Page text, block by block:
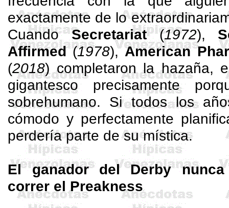
exactamente de lo
CuandoSecretariat(1972),
Affirmed(1978),American
(2018) completaron la hazaña,
gigantesco precisamente
sobrehumano. Si todos los
cómodo y perfectamente
perdería parte de su mística.
El ganador del Derby
correr elPreakness